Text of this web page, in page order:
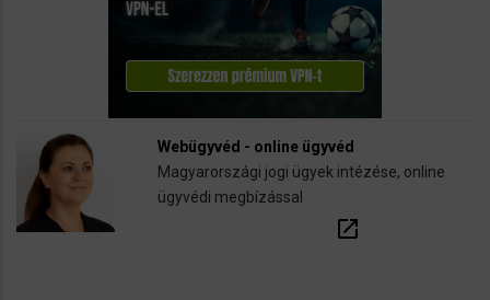
Webügyvéd - online ügyvéd
Magyarországi jogi ügyek intézése, online
ügyvédi megbízással
open_in_new